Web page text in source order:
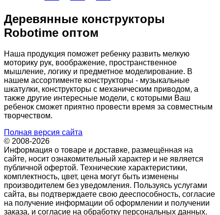
Деревянные конструкторы
Robotime оптом
Наша продукция поможет ребенку развить мелкую
моторику рук, воображение, пространственное
мышление, логику и предметное моделирование. В
нашем ассортименте конструкторы - музыкальные
шкатулки, конструкторы с механическим приводом, а
также другие интересные модели, с которыми Ваш
ребенок сможет приятно провести время за совместным
творчеством.
Полная версия сайта
© 2008-2026
Информация о товаре и доставке, размещённая на
сайте, носит ознакомительный характер и не является
публичной офертой. Технические характеристики,
комплектность, цвет, цена могут быть изменены
производителем без уведомления. Пользуясь услугами
сайта, вы подтверждаете свою дееспособность, согласие
на получение информации об оформлении и получении
заказа, и согласие на обработку персональных данных.